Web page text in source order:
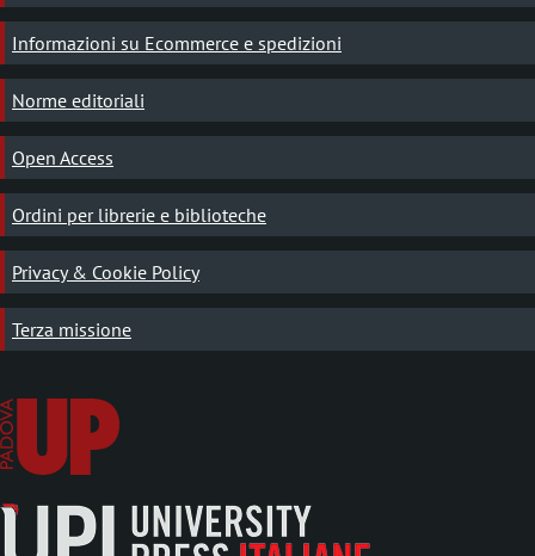
Informazioni su Ecommerce e spedizioni
Norme editoriali
Open Access
Ordini per librerie e biblioteche
Privacy & Cookie Policy
Terza missione